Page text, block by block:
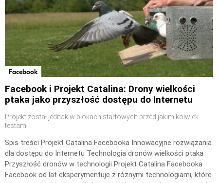
Facebook
Facebook i Projekt Catalina: Drony wielkości
ptaka jako przyszłość dostępu do Internetu
Projekt został jednak w blokach startowych przed jakimikolwiek
testami
Spis treści Projekt Catalina Facebooka Innowacyjne rozwiązania
dla dostępu do Internetu Technologia dronów wielkości ptaka
Przyszłość dronów w technologii Projekt Catalina Facebooka
Facebook od lat eksperymentuje z różnymi technologiami, które